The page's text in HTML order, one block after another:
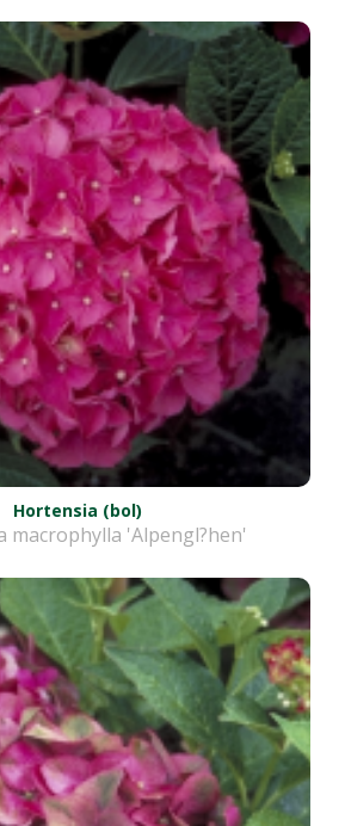
Hortensia (bol)
macrophylla 'Alpengl?hen'